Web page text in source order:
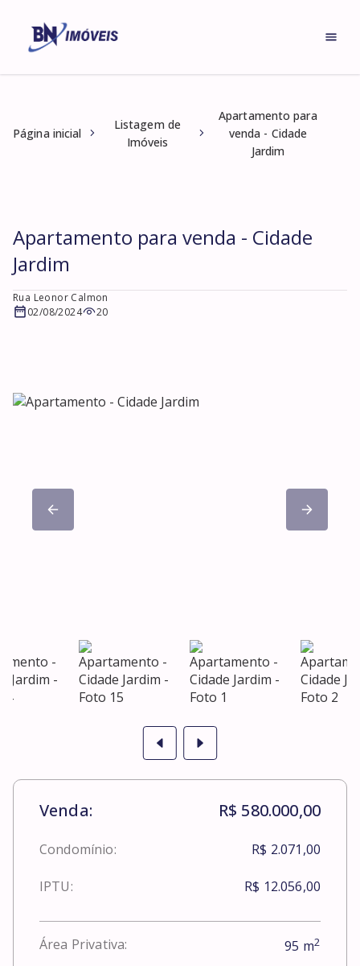
Página inicial
Listagem de
Imóveis
Apartamento para
venda - Cidade
Jardim
Apartamento para venda - Cidade
Jardim
Rua Leonor Calmon
02/08/2024
20
Venda: R$ 580.000,00
Condomínio: R$ 2.071,00
IPTU: R$ 12.056,00
Área Privativa: 95 m2